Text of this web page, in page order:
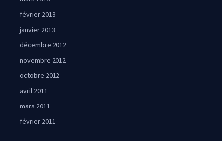
février 2013
janvier 2013
décembre 2012
novembre 2012
octobre 2012
avril 2011
mars 2011
février 2011